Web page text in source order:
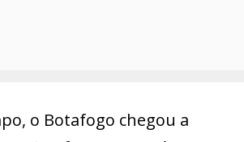
o Botafogo chegou a